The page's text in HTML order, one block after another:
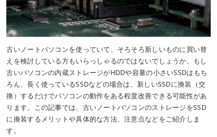
古いノートパソコンを使っていて、そろそろ新しいものに買い替
えを検討している方もいらっしゃるのではないでしょうか。もし
古いパソコンの内蔵ストレージがHDDや容量の小さいSSDはもち
ろん、長く使っているSSDなどの場合は、新しいSSDに換装（交
換）するだけでパソコンの動作をある程度改善できる可能性があ
ります。この記事では、古いノートパソコンのストレージをSSD
に換装するメリットや具体的な方法、注意点などをご紹介しま
す。